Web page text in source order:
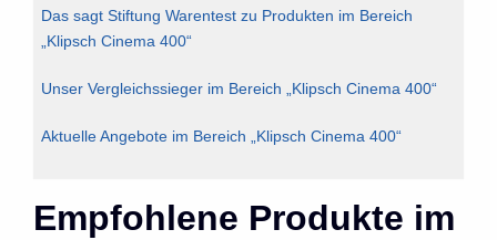
Das sagt Stiftung Warentest zu Produkten im Bereich
„Klipsch Cinema 400“
Unser Vergleichssieger im Bereich „Klipsch Cinema 400“
Aktuelle Angebote im Bereich „Klipsch Cinema 400“
Empfohlene Produkte im